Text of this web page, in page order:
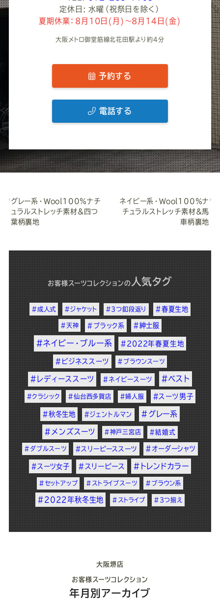
定休日: 水曜（祝祭日を除く）
夏期休業：8月10日(月)～8月14日(金)
大阪メトロ御堂筋線北花田駅より約4分
予約する
電話する
グレー系・Wool100％ナチ
ュラルストレッチ素材&四つ
葉柄裏地
ネイビー系・Wool100％ナ
チュラルストレッチ素材&馬
車柄裏地
お客様スーツコレクションの 人気タグ
#成人式 #ジャケット #3つ釦段返り #春夏生地
#天神 #ブラック系 #紳士服
#ネイビー・ブルー系 #2022年春夏生地
#ビジネススーツ #ブラウンスーツ
#レディーススーツ #ネイビースーツ #ベスト
#クラシック #仙台西多賀店 #婦人服 #スーツ男子
#秋冬生地 #ジェントルマン #グレー系
#メンズスーツ #神戸三宮店 #結婚式
#ダブルスーツ #スリーピーススーツ #オーダーシャツ
#スーツ女子 #スリーピース #トレンドカラー
#セットアップ #ストライプスーツ #ブラウン系
#2022年秋冬生地 #ストライプ #3つ揃え
大阪堺店
お客様スーツコレクション
年月別アーカイブ